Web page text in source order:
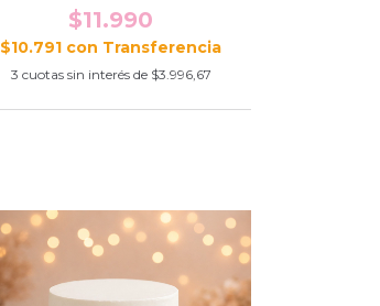
$11.990
$10.791 con
3 cuotas sin interés de $3.996,67